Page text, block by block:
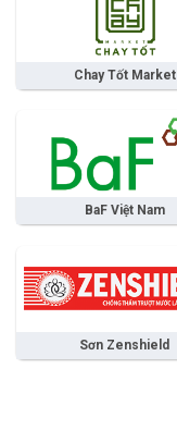
Chay Tốt Market
BaF Việt Nam
Sơn Zenshield